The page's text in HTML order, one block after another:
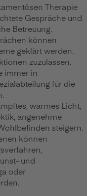
Therapie
Gespräche und
Betreuung.
können
geklärt werden.
zuzulassen.
immer in
für die
warmes Licht,
angenehme
steigern.
können
und
oder